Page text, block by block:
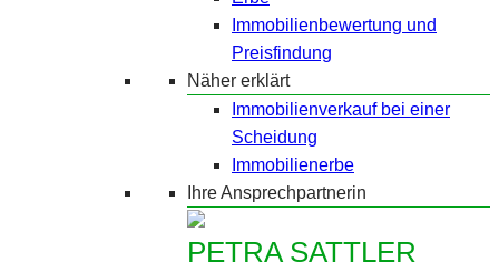
Immobilienbewertung und
Preisfindung
Näher erklärt
Immobilienverkauf bei einer
Scheidung
Immobilienerbe
Ihre Ansprechpartnerin
PETRA SATTLER